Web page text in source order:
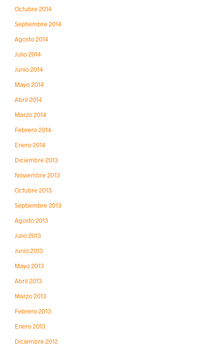
Octubre 2014
Septiembre 2014
Agosto 2014
Julio 2014
Junio 2014
Mayo 2014
Abril 2014
Marzo 2014
Febrero 2014
Enero 2014
Diciembre 2013
Noviembre 2013
Octubre 2013
Septiembre 2013
Agosto 2013
Julio 2013
Junio 2013
Mayo 2013
Abril 2013
Marzo 2013
Febrero 2013
Enero 2013
Diciembre 2012